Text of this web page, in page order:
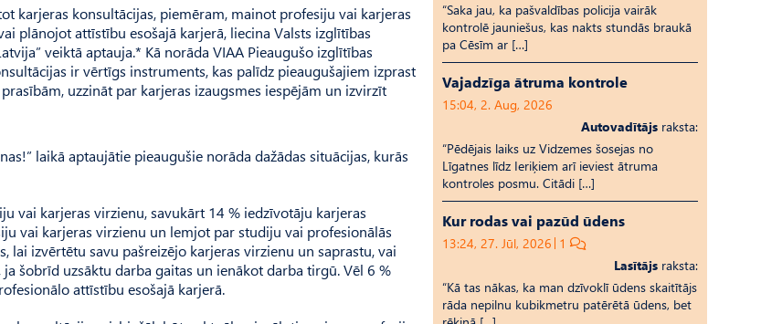
karjeras konsultācijas, piemēram, mainot profesiju vai karjeras
plānojot attīstību esošajā karjerā, liecina Valsts izglītības
veiktā aptauja.* Kā norāda VIAA Pieaugušo izglītības
ir vērtīgs instruments, kas palīdz pieaugušajiem izprast
uzzināt par karjeras izaugsmes iespējām un izvirzīt
laikā aptaujātie pieaugušie norāda dažādas situācijas, kurās
vai karjeras virzienu, savukārt 14 % iedzīvotāju karjeras
vai karjeras virzienu un lemjot par studiju vai profesionālās
izvērtētu savu pašreizējo karjeras virzienu un saprastu, vai
šobrīd uzsāktu darba gaitas un ienākot darba tirgū. Vēl 6 %
attīstību esošajā karjerā.
“Saka jau, ka pašvaldības policija vairāk
kontrolē jauniešus, kas nakts stundās braukā
pa Cēsīm ar […]
Vajadzīga ātruma kontrole
15:04, 2. Aug, 2026
Autovadītājs raksta:
“Pēdējais laiks uz Vid­ze­mes šosejas no
Līgatnes līdz Ieriķiem arī ieviest ātruma
kontroles posmu. Citādi […]
Kur rodas vai pazūd ūdens
13:24, 27. Jūl, 2026 1
Lasītājs raksta:
“Kā tas nākas, ka man dzīvoklī ūdens skaitītājs
rāda nepilnu kubikmetru patērētā ūdens, bet